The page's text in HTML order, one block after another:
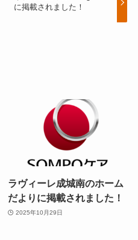
に掲載されました！
ラヴィーレ成城南のホーム
だよりに掲載されました！
2025年10月29日